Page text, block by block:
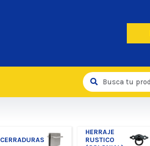
CERRADURAS
HERRAJE
RUSTICO